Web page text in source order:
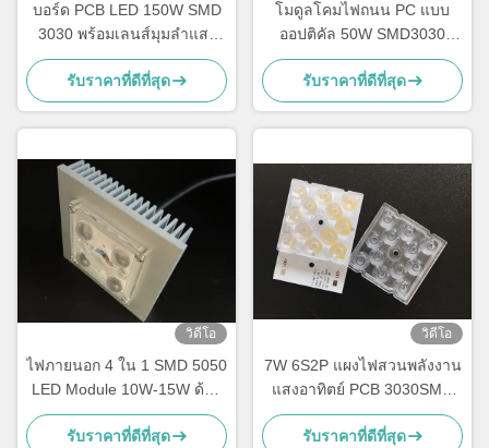
บอร์ด PCB LED 150W SMD
3030 พร้อมเลนส์มุมลำแสง
TYPE2-M สำหรับผู้ค้าส่งโมดูล
ไฟ
รับราคาที่ดีที่สุด
โมดูลโคมไฟถนน PC แบบ
ออปติคัล 50W SMD3030
โมดูล PCB Street Light Array
Lens
รับราคาที่ดีที่สุด
วิดีโอ
ไฟภายนอก 4 ใน 1 SMD 5050
LED Module 10W-15W ด้วย
เลนส์ 150x75 องศา กันน้ํา
รับราคาที่ดีที่สุด
วิดีโอ
7W 6S2P แผงไฟสวนพลังงาน
แสงอาทิตย์ PCB 3030SMD
โมดูลที่กำหนดเอง
รับราคาที่ดีที่สุด